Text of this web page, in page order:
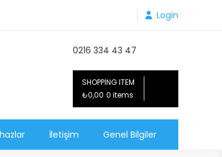
Login
0216 334 43 47
SHOPPING ITEM
₺0,00 0 items
İletişim Genel Bilgiler